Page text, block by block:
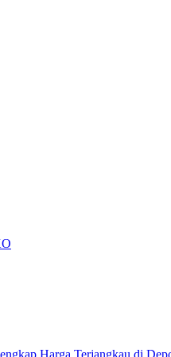
Harga Terjangkau di